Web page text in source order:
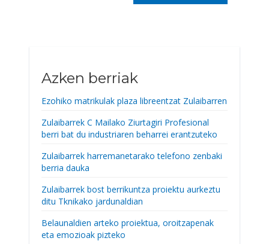
Azken berriak
Ezohiko matrikulak plaza libreentzat Zulaibarren
Zulaibarrek C Mailako Ziurtagiri Profesional
berri bat du industriaren beharrei erantzuteko
Zulaibarrek harremanetarako telefono zenbaki
berria dauka
Zulaibarrek bost berrikuntza proiektu aurkeztu
ditu Tknikako jardunaldian
Belaunaldien arteko proiektua, oroitzapenak
eta emozioak pizteko